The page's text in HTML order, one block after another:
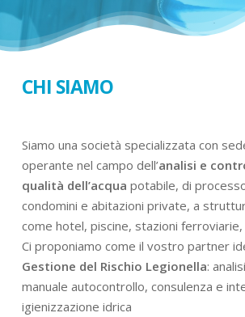
CHI SIAMO
Siamo una società specializzata con
operante nel campo dell’analisi e
qualità dell’acqua potabile, di
condomini e abitazioni private, a
come hotel, piscine, stazioni
Ci proponiamo come il vostro partner
Gestione del Rischio Legionella:
manuale autocontrollo, consulenza e
igienizzazione idrica